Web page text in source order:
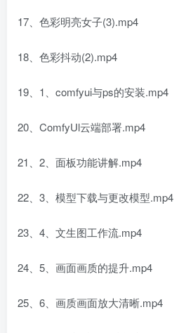
17、色彩明亮女子(3).mp4
18、色彩抖动(2).mp4
19、1、comfyui与ps的安装.mp4
20、ComfyUl云端部署.mp4
21、2、面板功能讲解.mp4
22、3、模型下载与更改模型.mp4
23、4、文生图工作流.mp4
24、5、画面画质的提升.mp4
25、6、画质画面放大清晰.mp4